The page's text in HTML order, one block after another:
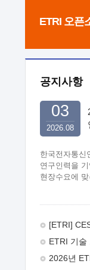
ETRI 오픈
공지사항
한국전자통신
연구인력을
현장수요에
주시기 바랍
추진목적:
기술지원을
2026.08
03
[ETRI]
ETRI 기술